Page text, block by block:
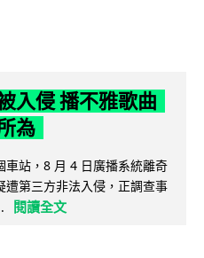
入侵 播不雅歌曲
為
車站，8 月 4 日廣播系統離奇
第三方非法入侵，正調查事
閱讀全文